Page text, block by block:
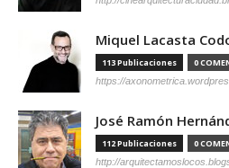
Miquel Lacasta
113 Publicaciones 0
https://
José Ramón
112 Publicaciones 0
http://